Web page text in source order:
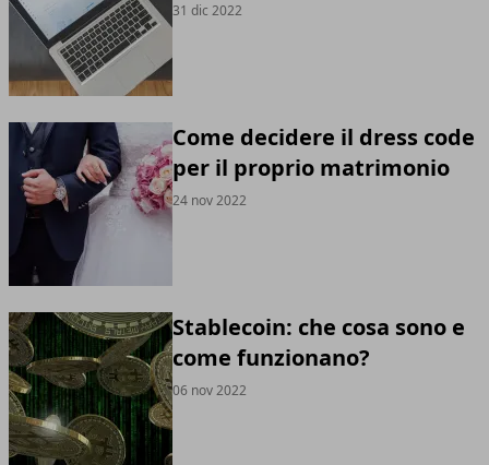
31 dic 2022
Come decidere il dress code
per il proprio matrimonio
24 nov 2022
Stablecoin: che cosa sono e
come funzionano?
06 nov 2022